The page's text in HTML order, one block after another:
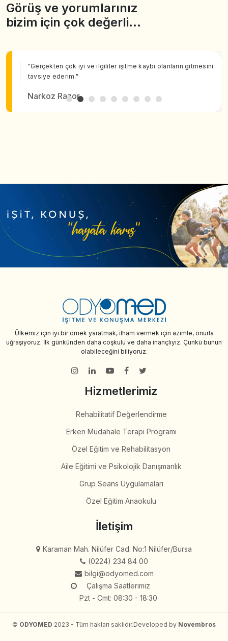
Görüş ve yorumlarınız
bizim için çok değerli…
"Gerçekten çok iyi ve ilgililer işitme kaybı olanların gitmesini
tavsiye ederim."
Narkoz Razor
Ülkemiz için iyi bir örnek yaratmak, ilham vermek için azimle, onurla
uğraşıyoruz. İlk günkünden daha coşkulu ve daha inançlıyız. Çünkü bunun
olabileceğini biliyoruz.
Hizmetlerimiz
Rehabilitatif Değerlendirme
Erken Müdahale Terapi Programı
Özel Eğitim ve Rehabilitasyon
Aile Eğitimi ve Psikolojik Danışmanlık
Grup Seans Uygulamaları
Özel Eğitim Anaokulu
İletişim
Karaman Mah. Nilüfer Cad. No:1 Nilüfer/Bursa
(0224) 234 84 00
bilgi@odyomed.com
Çalışma Saatlerimiz
Pzt - Cmt: 08:30 - 18:30
© ODYOMED 2023 - Tüm hakları saklıdır.Developed by Novembros